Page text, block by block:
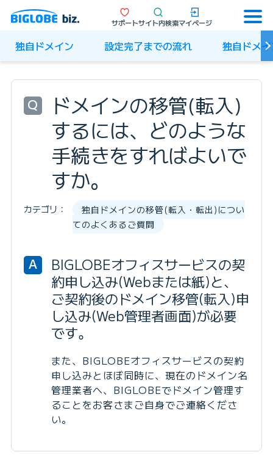
サポートサイト内検索マイページ
独自ドメイン 設定完了までの流れ 独自ドメ
Q
ドメインの移管(転入)
するには、どのような
手続きをすればよいで
すか。
カテゴリ：
独自ドメインの移管(転入・転出)につい
てのよくあるご質問
A
BIGLOBEオフィスサービスの契
約申し込み(Webまたは紙)と、
ご契約後のドメイン移管(転入)申
し込み(Web管理者画面)が必要
です。
また、BIGLOBEオフィスサービスの契約
申し込みとほぼ同時に、現在のドメイン名
管理業者へ、BIGLOBEでドメイン管理す
ることをお客さまご自身でご連絡くださ
い。